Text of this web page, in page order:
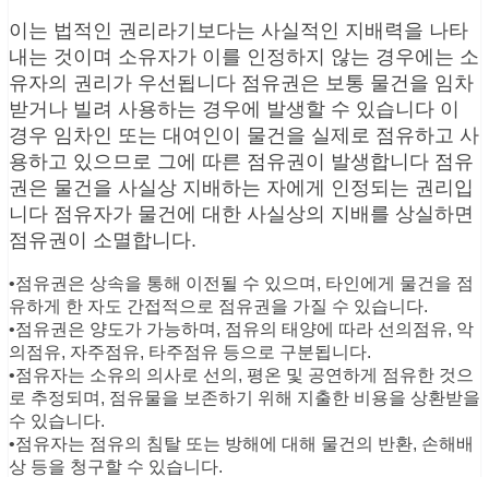
이는 법적인 권리라기보다는 사실적인 지배력을 나타
내는 것이며 소유자가 이를 인정하지 않는 경우에는 소
유자의 권리가 우선됩니다 점유권은 보통 물건을 임차
받거나 빌려 사용하는 경우에 발생할 수 있습니다 이
경우 임차인 또는 대여인이 물건을 실제로 점유하고 사
용하고 있으므로 그에 따른 점유권이 발생합니다 점유
권은 물건을 사실상 지배하는 자에게 인정되는 권리입
니다 점유자가 물건에 대한 사실상의 지배를 상실하면
점유권이 소멸합니다.
•점유권은 상속을 통해 이전될 수 있으며, 타인에게 물건을 점
유하게 한 자도 간접적으로 점유권을 가질 수 있습니다.
•점유권은 양도가 가능하며, 점유의 태양에 따라 선의점유, 악
의점유, 자주점유, 타주점유 등으로 구분됩니다.
•점유자는 소유의 의사로 선의, 평온 및 공연하게 점유한 것으
로 추정되며, 점유물을 보존하기 위해 지출한 비용을 상환받을
수 있습니다.
•점유자는 점유의 침탈 또는 방해에 대해 물건의 반환, 손해배
상 등을 청구할 수 있습니다.